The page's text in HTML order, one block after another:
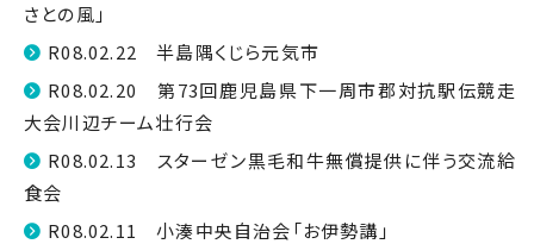
さとの風」
R08.02.22 半島隅くじら元気市
R08.02.20 第73回鹿児島県下一周市郡対抗駅伝競走
大会川辺チーム壮行会
R08.02.13 スターゼン黒毛和牛無償提供に伴う交流給
食会
R08.02.11 小湊中央自治会「お伊勢講」